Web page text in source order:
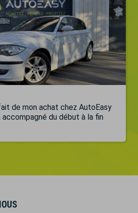
de mon achat chez AutoEasy
accompagné du début à la fin